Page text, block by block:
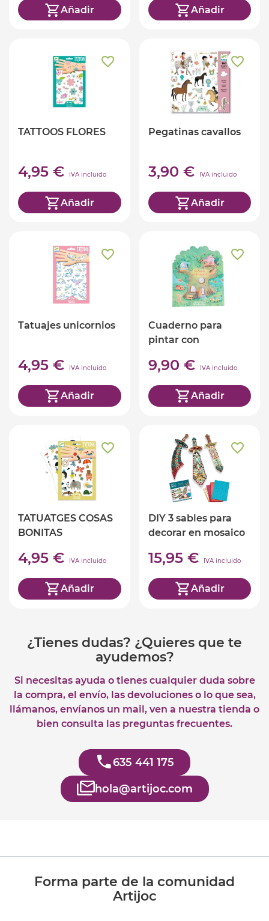
Añadir Añadir
TATTOOS FLORES
4,95 € IVA incluido
Añadir
Pegatinas cavallos
3,90 € IVA incluido
Añadir
Tatuajes unicornios
4,95 € IVA incluido
Añadir
Cuaderno para
pintar con
9,90 € IVA incluido
Añadir
TATUATGES COSAS
BONITAS
4,95 € IVA incluido
Añadir
DIY 3 sables para
decorar en mosaico
15,95 € IVA incluido
Añadir
¿Tienes dudas? ¿Quieres que te
ayudemos?
Si necesitas ayuda o tienes cualquier duda sobre
la compra, el envío, las devoluciones o lo que sea,
llámanos, envíanos un mail, ven a nuestra tienda o
bien consulta las preguntas frecuentes.
635 441 175
hola@artijoc.com
Forma parte de la comunidad
Artijoc